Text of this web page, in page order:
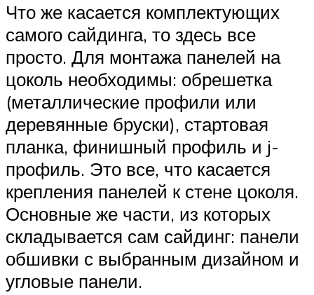
Что же касается комплектующих
самого сайдинга, то здесь все
просто. Для монтажа панелей на
цоколь необходимы: обрешетка
(металлические профили или
деревянные бруски), стартовая
планка, финишный профиль и j-
профиль. Это все, что касается
крепления панелей к стене цоколя.
Основные же части, из которых
складывается сам сайдинг: панели
обшивки с выбранным дизайном и
угловые панели.